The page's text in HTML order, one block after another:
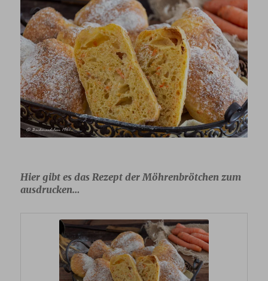
Hier gibt es das Rezept der Möhrenbrötchen zum
ausdrucken…